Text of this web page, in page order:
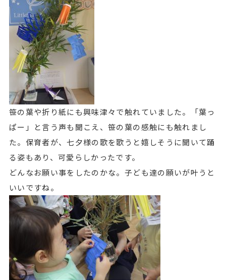
笹の葉や折り紙にも興味津々で触れていました。「葉っ
ぱー」と言う声も聞こえ、笹の葉の感触にも触れまし
た。保育者が、七夕様の歌を歌うと嬉しそうに聞いて踊
る姿もあり、可愛らしかったです。
どんなお願い事をしたのかな。子ども達の願いが叶うと
いいですね。